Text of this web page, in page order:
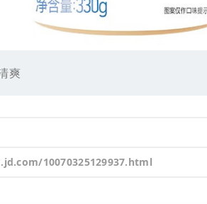
爽
10070325129937.html